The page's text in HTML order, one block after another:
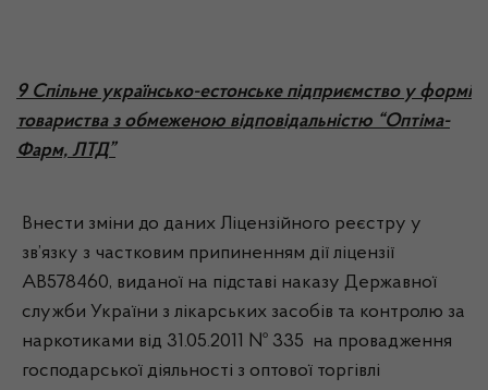
9 Спільне українсько-естонське підприємство у формі
товариства з обмеженою відповідальністю “Оптіма-
Фарм, ЛТД”
Внести зміни до даних Ліцензійного реєстру у
зв’язку з частковим припиненням дії ліцензії
АВ578460, виданої на підставі наказу Державної
служби України з лікарських засобів та контролю за
наркотиками від 31.05.2011 № 335 на провадження
господарської діяльності з оптової торгівлі